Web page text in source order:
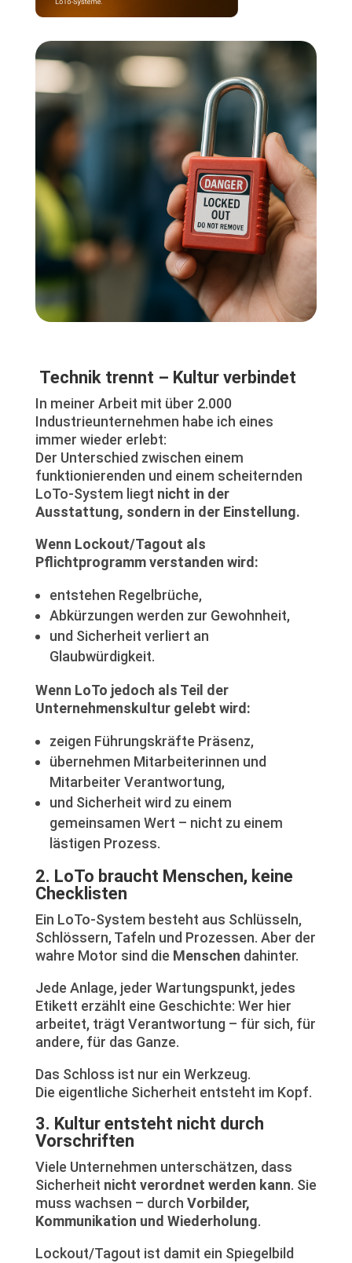
Technik trennt – Kultur verbindet
In meiner Arbeit mit über 2.000
Industrieunternehmen habe ich eines
immer wieder erlebt:
Der Unterschied zwischen einem
funktionierenden und einem scheiternden
LoTo-System liegt nicht in der
Ausstattung, sondern in der Einstellung.
Wenn Lockout/Tagout als
Pflichtprogramm verstanden wird:
entstehen Regelbrüche,
Abkürzungen werden zur Gewohnheit,
und Sicherheit verliert an
Glaubwürdigkeit.
Wenn LoTo jedoch als Teil der
Unternehmenskultur gelebt wird:
zeigen Führungskräfte Präsenz,
übernehmen Mitarbeiterinnen und
Mitarbeiter Verantwortung,
und Sicherheit wird zu einem
gemeinsamen Wert – nicht zu einem
lästigen Prozess.
2. LoTo braucht Menschen, keine
Checklisten
Ein LoTo-System besteht aus Schlüsseln,
Schlössern, Tafeln und Prozessen. Aber der
wahre Motor sind die Menschen dahinter.
Jede Anlage, jeder Wartungspunkt, jedes
Etikett erzählt eine Geschichte: Wer hier
arbeitet, trägt Verantwortung – für sich, für
andere, für das Ganze.
Das Schloss ist nur ein Werkzeug.
Die eigentliche Sicherheit entsteht im Kopf.
3. Kultur entsteht nicht durch
Vorschriften
Viele Unternehmen unterschätzen, dass
Sicherheit nicht verordnet werden kann. Sie
muss wachsen – durch Vorbilder,
Kommunikation und Wiederholung.
Lockout/Tagout ist damit ein Spiegelbild